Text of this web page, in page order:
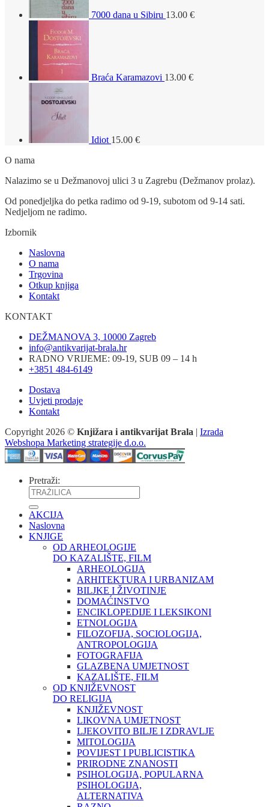
7000 dana u Sibiru 13.00 €
Braća Karamazovi 13.00 €
Idiot 15.00 €
O nama
Nalazimo se u Dežmanovoj ulici 3 u Zagrebu (Dežmanov prolaz).
Od ponedjeljka do petka radimo od 9-19, subotom od 9-14 sati.
Nedjeljom ne radimo.
Izbornik
Naslovna
O nama
Trgovina
Otkup knjiga
Kontakt
KONTAKT
DEŽMANOVA 3, 10000 Zagreb
info@antikvarijat-brala.hr
RADNO VRIJEME: 09-19, SUB 09 – 14 h
+3851 484-6149
Dostava
Uvjeti prodaje
Kontakt
Copyright 2026 © Knjižara i antikvarijat Brala | Izrada
Webshopa Marketing strategije d.o.o.
Pretraži:
AKCIJA
Naslovna
KNJIGE
OD ARHEOLOGIJE
DO KAZALIŠTE, FILM
ARHEOLOGIJA
ARHITEKTURA I URBANIZAM
BILJKE I ŽIVOTINJE
DOMAĆINSTVO
ENCIKLOPEDIJE I LEKSIKONI
ETNOLOGIJA
FILOZOFIJA, SOCIOLOGIJA,
ANTROPOLOGIJA
FOTOGRAFIJA
GLAZBENA UMJETNOST
KAZALIŠTE, FILM
OD KNJIŽEVNOST
DO RELIGIJA
KNJIŽEVNOST
LIKOVNA UMJETNOST
LJEKOVITO BILJE I ZDRAVLJE
MITOLOGIJA
POVIJEST I PUBLICISTIKA
PRIRODNE ZNANOSTI
PSIHOLOGIJA, POPULARNA
PSIHOLOGIJA,
ALTERNATIVA